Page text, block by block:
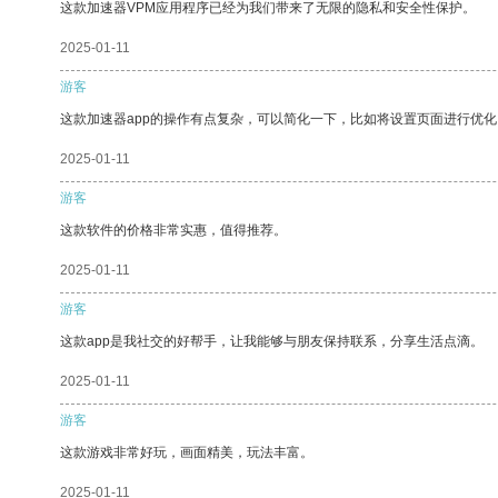
这款加速器VPM应用程序已经为我们带来了无限的隐私和安全性保护。
2025-01-11
游客
这款加速器app的操作有点复杂，可以简化一下，比如将设置页面进行优
2025-01-11
游客
这款软件的价格非常实惠，值得推荐。
2025-01-11
游客
这款app是我社交的好帮手，让我能够与朋友保持联系，分享生活点滴。
2025-01-11
游客
这款游戏非常好玩，画面精美，玩法丰富。
2025-01-11